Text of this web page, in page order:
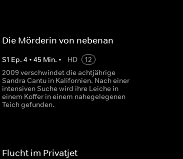
Die Mörderin von nebenan
S1 Ep. 4 • 45 Min. • HD
12
2009 verschwindet die achtjährige
Sandra Cantu in Kalifornien. Nach einer
intensiven Suche wird ihre Leiche in
einem Koffer in einem nahegelegenen
Teich gefunden.
Flucht im Privatjet